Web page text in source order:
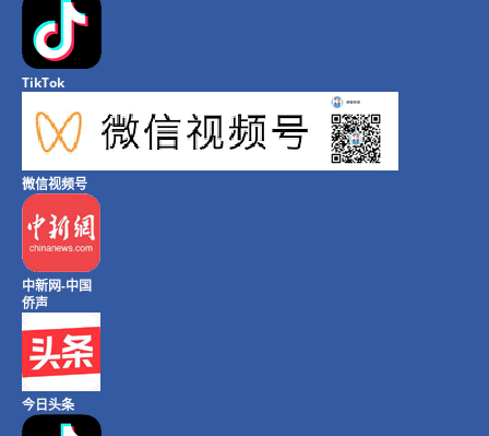
TikTok
微信视频号
中新网-中国
侨声
今日头条